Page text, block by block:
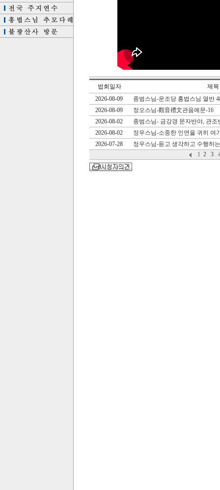
법회일자
제목
2026-08-09
종범스님-운조당 홍법스님 열반
2026-08-09
정오스님-觀音禮文관음예문-16
2026-08-02
종범스님- 금강경 문자반야, 관조
2026-08-02
정우스님-소중한 인연을 귀히 여
2026-07-28
정우스님-듣고 생각하고 수행하
1 2 3